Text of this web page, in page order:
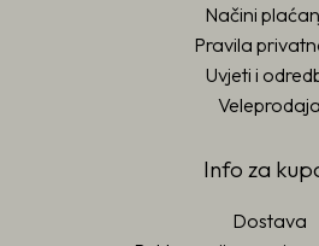
Načini
Pravila
Uvjeti i
Veleprodaja
Info za
Dostava